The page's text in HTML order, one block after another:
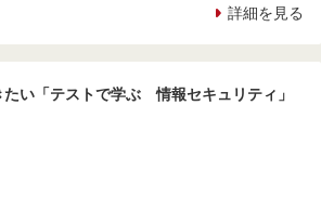
詳細を見る
たい「テストで学ぶ 情報セキュリティ」